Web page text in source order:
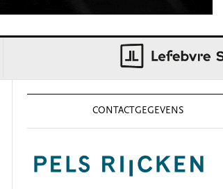
Primary
CONTACTGEGEVENS